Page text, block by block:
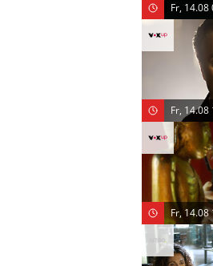
Fr, 14.08
Fr, 14.08
Fr, 14.08